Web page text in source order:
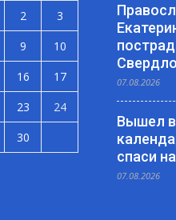
2
3
9
10
16
17
23
24
30
07.08.2026
Вышел
спаси
07.08.2026